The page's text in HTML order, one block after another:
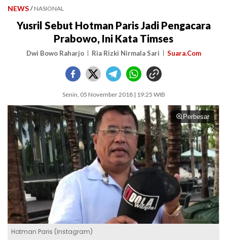
NEWS / NASIONAL
Yusril Sebut Hotman Paris Jadi Pengacara
Prabowo, Ini Kata Timses
Dwi Bowo Raharjo Ria Rizki Nirmala Sari Suara.Com
Senin, 05 November 2018 | 19:25 WIB
Perbesar
Hotman Paris (Instagram)